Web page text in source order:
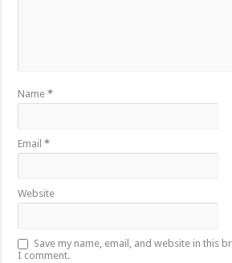
Name*
Email*
Website
Save my name, email, and website in this
I comment.